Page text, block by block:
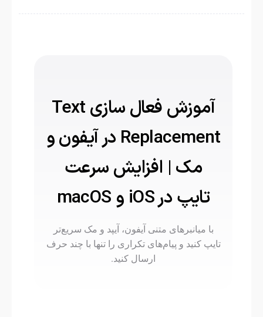
آموزش فعال سازی Text
Replacement در آیفون و
مک | افزایش سرعت
تایپ در iOS و macOS
با میانبرهای متنی آیفون، آیپد و مک سریع‌تر
تایپ کنید و پیام‌های تکراری را تنها با چند حرف
ارسال کنید.